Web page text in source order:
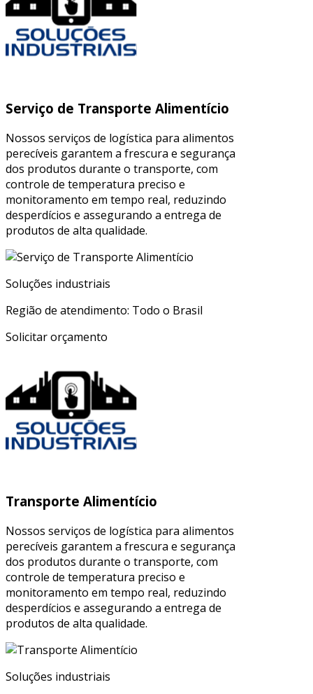
Serviço de Transporte Alimentício
Nossos serviços de logística para alimentos
perecíveis garantem a frescura e segurança
dos produtos durante o transporte, com
controle de temperatura preciso e
monitoramento em tempo real, reduzindo
desperdícios e assegurando a entrega de
produtos de alta qualidade.
Soluções industriais
Região de atendimento: Todo o Brasil
Solicitar orçamento
Transporte Alimentício
Nossos serviços de logística para alimentos
perecíveis garantem a frescura e segurança
dos produtos durante o transporte, com
controle de temperatura preciso e
monitoramento em tempo real, reduzindo
desperdícios e assegurando a entrega de
produtos de alta qualidade.
Soluções industriais